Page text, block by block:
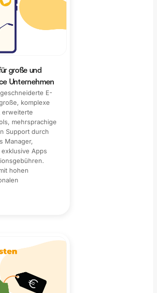
große und
Unternehmen
E-
komplexe
erweiterte
mehrsprachige
Support durch
Manager,
Apps
hohen